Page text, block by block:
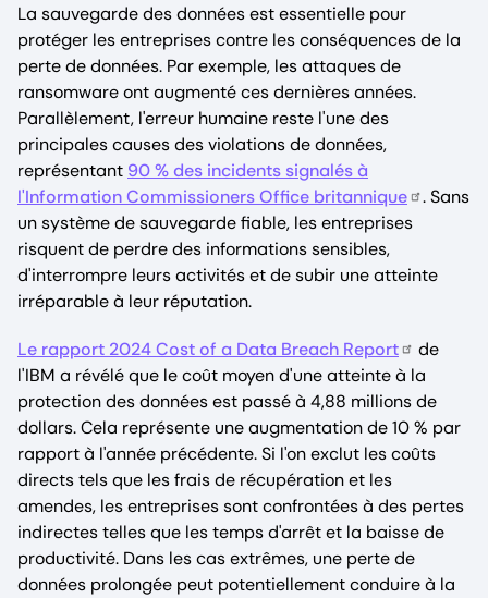
La sauvegarde des données est essentielle pour
protéger les entreprises contre les conséquences de la
perte de données. Par exemple, les attaques de
ransomware ont augmenté ces dernières années.
Parallèlement, l'erreur humaine reste l'une des
principales causes des violations de données,
représentant 90 % des incidents signalés à
l'Information Commissioners Office britannique
. Sans
un système de sauvegarde fiable, les entreprises
risquent de perdre des informations sensibles,
d'interrompre leurs activités et de subir une atteinte
irréparable à leur réputation.
Le rapport 2024 Cost of a Data Breach Report
de
l'IBM a révélé que le coût moyen d'une atteinte à la
protection des données est passé à 4,88 millions de
dollars. Cela représente une augmentation de 10 % par
rapport à l'année précédente. Si l'on exclut les coûts
directs tels que les frais de récupération et les
amendes, les entreprises sont confrontées à des pertes
indirectes telles que les temps d'arrêt et la baisse de
productivité. Dans les cas extrêmes, une perte de
données prolongée peut potentiellement conduire à la